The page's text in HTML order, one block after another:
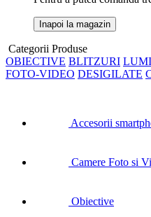
Inapoi la magazin
Categorii Produse
OBIECTIVE BLITZURI
FOTO-VIDEO DESIGILATE
Accesorii
Camere Foto si
Obiective